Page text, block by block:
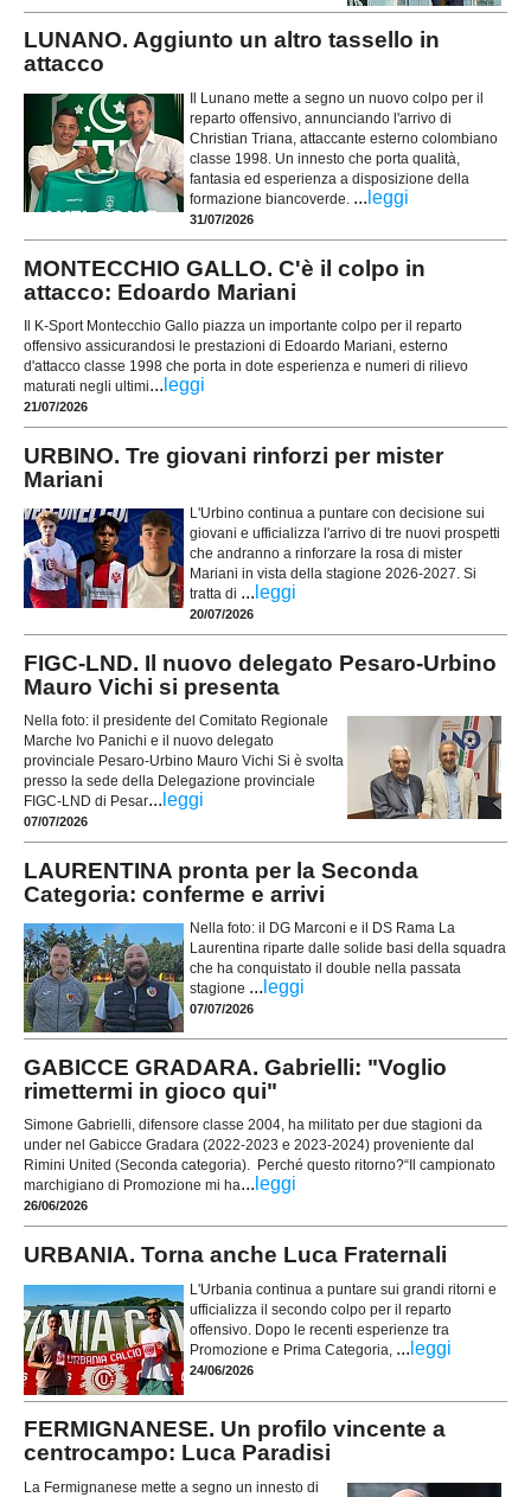
LUNANO. Aggiunto un altro tassello in
attacco
Il Lunano mette a segno un nuovo colpo per il
reparto offensivo, annunciando l'arrivo di
Christian Triana, attaccante esterno colombiano
classe 1998. Un innesto che porta qualità,
fantasia ed esperienza a disposizione della
formazione biancoverde. ... leggi
31/07/2026
MONTECCHIO GALLO. C'è il colpo in
attacco: Edoardo Mariani
Il K-Sport Montecchio Gallo piazza un importante colpo per il reparto
offensivo assicurandosi le prestazioni di Edoardo Mariani, esterno
d'attacco classe 1998 che porta in dote esperienza e numeri di rilievo
maturati negli ultimi... leggi
21/07/2026
URBINO. Tre giovani rinforzi per mister
Mariani
L'Urbino continua a puntare con decisione sui
giovani e ufficializza l'arrivo di tre nuovi prospetti
che andranno a rinforzare la rosa di mister
Mariani in vista della stagione 2026-2027. Si
tratta di ... leggi
20/07/2026
FIGC-LND. Il nuovo delegato Pesaro-Urbino
Mauro Vichi si presenta
Nella foto: il presidente del Comitato Regionale
Marche Ivo Panichi e il nuovo delegato
provinciale Pesaro-Urbino Mauro Vichi Si è svolta
presso la sede della Delegazione provinciale
FIGC-LND di Pesar... leggi
07/07/2026
LAURENTINA pronta per la Seconda
Categoria: conferme e arrivi
Nella foto: il DG Marconi e il DS Rama La
Laurentina riparte dalle solide basi della squadra
che ha conquistato il double nella passata
stagione ... leggi
07/07/2026
GABICCE GRADARA. Gabrielli: "Voglio
rimettermi in gioco qui"
Simone Gabrielli, difensore classe 2004, ha militato per due stagioni da
under nel Gabicce Gradara (2022-2023 e 2023-2024) proveniente dal
Rimini United (Seconda categoria). Perché questo ritorno?“Il campionato
marchigiano di Promozione mi ha... leggi
26/06/2026
URBANIA. Torna anche Luca Fraternali
L'Urbania continua a puntare sui grandi ritorni e
ufficializza il secondo colpo per il reparto
offensivo. Dopo le recenti esperienze tra
Promozione e Prima Categoria, ... leggi
24/06/2026
FERMIGNANESE. Un profilo vincente a
centrocampo: Luca Paradisi
La Fermignanese mette a segno un innesto di